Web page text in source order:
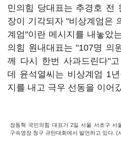
민의힘 당대표는 추경호 전
장이 기각되자 "비상계엄은
계엄"이란 메시지를 내놓았
의힘 원내대표는 "107명 의
께 다시 한번 사과드린다"
데 윤석열씨는 비상계엄 1
지를 내고 극우 선동을 이어
장동혁 국민의힘 대표가 2일 서울 서초구 서
구속영장 청구 규탄대회에서 발언하고 있다. (